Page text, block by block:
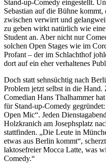
Stand-up-Comedy eingestellt.
Sebastian auf die Bühne
zwischen verwirrt und
zu geben wirkt natürlich wie
Student an. Aber nicht nur
solchen Open Stages wie im
Profant – der im Schlachthof
dort auf ein eher verhaltenes
Doch statt sehnsüchtig nach
Problem jetzt selbst in die Hand.
Comedian Hans Thalhammer
für Stand-up-Comedy
Open Mic“. Jeden
Holzkranich am Josephsplatz
stattfinden. „Die Leute in
etwas aus Berlin kommt“,
laktosefreier Mocca Latte, was
Comedy.“